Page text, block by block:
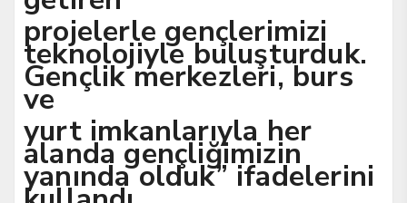
projelerle gençlerimizi
teknolojiyle buluşturduk.
Gençlik merkezleri, burs
ve
yurt imkanlarıyla her
alanda gençliğimizin
yanında olduk” ifadelerini